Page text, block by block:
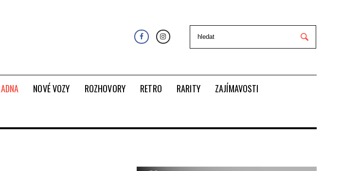
NOVÉ VOZY ROZHOVORY RETRO RARITY
ZAJÍMAVOSTI